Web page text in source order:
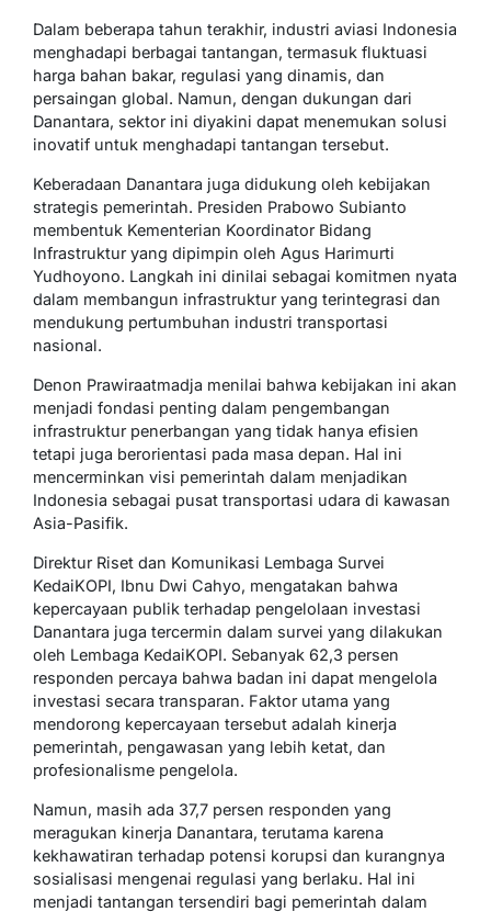
Dalam beberapa tahun terakhir, industri aviasi Indonesia
menghadapi berbagai tantangan, termasuk fluktuasi
harga bahan bakar, regulasi yang dinamis, dan
persaingan global. Namun, dengan dukungan dari
Danantara, sektor ini diyakini dapat menemukan solusi
inovatif untuk menghadapi tantangan tersebut.
Keberadaan Danantara juga didukung oleh kebijakan
strategis pemerintah. Presiden Prabowo Subianto
membentuk Kementerian Koordinator Bidang
Infrastruktur yang dipimpin oleh Agus Harimurti
Yudhoyono. Langkah ini dinilai sebagai komitmen nyata
dalam membangun infrastruktur yang terintegrasi dan
mendukung pertumbuhan industri transportasi
nasional.
Denon Prawiraatmadja menilai bahwa kebijakan ini akan
menjadi fondasi penting dalam pengembangan
infrastruktur penerbangan yang tidak hanya efisien
tetapi juga berorientasi pada masa depan. Hal ini
mencerminkan visi pemerintah dalam menjadikan
Indonesia sebagai pusat transportasi udara di kawasan
Asia-Pasifik.
Direktur Riset dan Komunikasi Lembaga Survei
KedaiKOPI, Ibnu Dwi Cahyo, mengatakan bahwa
kepercayaan publik terhadap pengelolaan investasi
Danantara juga tercermin dalam survei yang dilakukan
oleh Lembaga KedaiKOPI. Sebanyak 62,3 persen
responden percaya bahwa badan ini dapat mengelola
investasi secara transparan. Faktor utama yang
mendorong kepercayaan tersebut adalah kinerja
pemerintah, pengawasan yang lebih ketat, dan
profesionalisme pengelola.
Namun, masih ada 37,7 persen responden yang
meragukan kinerja Danantara, terutama karena
kekhawatiran terhadap potensi korupsi dan kurangnya
sosialisasi mengenai regulasi yang berlaku. Hal ini
menjadi tantangan tersendiri bagi pemerintah dalam